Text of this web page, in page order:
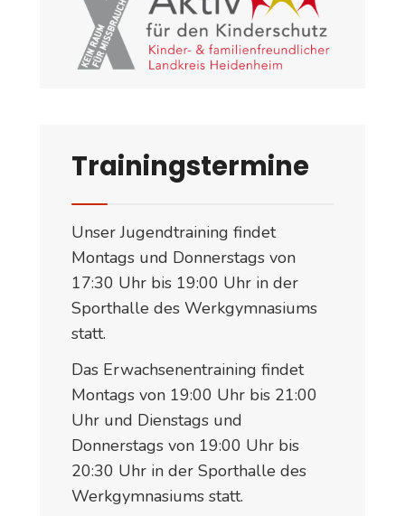
Trainingstermine
Unser Jugendtraining findet
Montags und Donnerstags von
17:30 Uhr bis 19:00 Uhr in der
Sporthalle des Werkgymnasiums
statt.
Das Erwachsenentraining findet
Montags von 19:00 Uhr bis 21:00
Uhr und Dienstags und
Donnerstags von 19:00 Uhr bis
20:30 Uhr in der Sporthalle des
Werkgymnasiums statt.